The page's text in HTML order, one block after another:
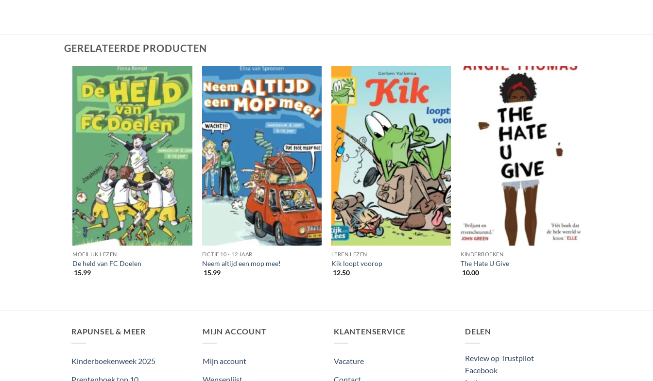
GERELATEERDE PRODUCTEN
MOEILIJK LEZEN
De held van FC Doelen
15.99
FICTIE 10 - 12 JAAR
Neem altijd een mop mee!
15.99
LEREN LEZEN
Kik loopt voorop
12.50
KINDERBOEKEN
The Hate U Give
10.00
RAPUNSEL & MEER
Kinderboekenweek 2025
MIJN ACCOUNT
Mijn account
KLANTENSERVICE
Vacature
DELEN
Review op Trustpilot
Facebook